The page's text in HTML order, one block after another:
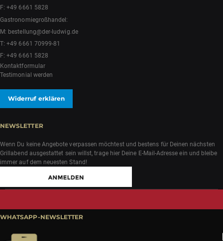
F: +49 6661 5828
Gastronomiegroßhandel:
M: bestellung@der-ludwig.de
T:+49 6661 70999-81
F: +49 6661 5828
Kontaktformular
Testimonial werden
Widerruf erklären
NEWSLETTER
Wenn Du keine Angebote verpassen möchtest und bestens für Deinen nächsten
Grillabend ausgestattet sein willst, trage hier Deine E-Mail-Adresse ein und bleibe
immer auf dem neuesten Stand!
WHATSAPP-NEWSLETTER